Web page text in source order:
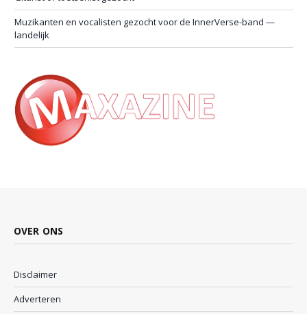
Muzikanten en vocalisten gezocht voor de InnerVerse-band —
landelijk
OVER ONS
Disclaimer
Adverteren